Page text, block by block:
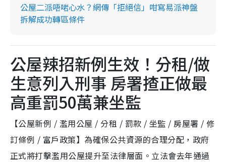
公屋二派唔啱心水？網傳「拒絕信」咁寫易派神盤
拆解成功轉區條件
公屋辣招新例生效！分租/做
生意列入刑事 房署揸正做最
高重罰50萬兼坐監
【公屋新例 / 濫用公屋 / 分租 / 罰款 / 坐監 / 房屋署 / 修
訂條例 / 富戶政策】為確保公共資源的合理分配，政府
正式將打擊濫用公屋提升至法律層面。立法會去年通過